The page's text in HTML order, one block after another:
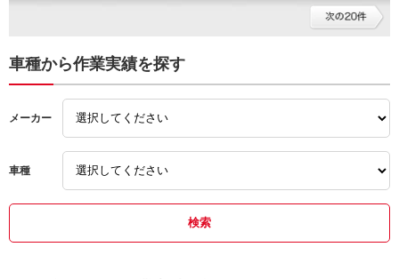
車種から作業実績を探す
メーカー
車種